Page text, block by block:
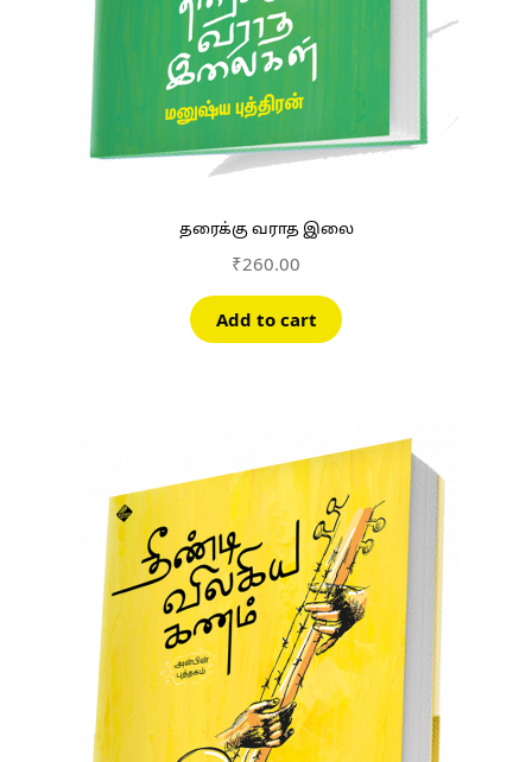
தரைக்கு வராத இலை
₹260.00
Add to cart